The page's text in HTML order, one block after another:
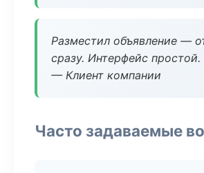
Разместил объявление —
сразу. Интерфейс простой.
— Клиент компании
Часто задаваемые